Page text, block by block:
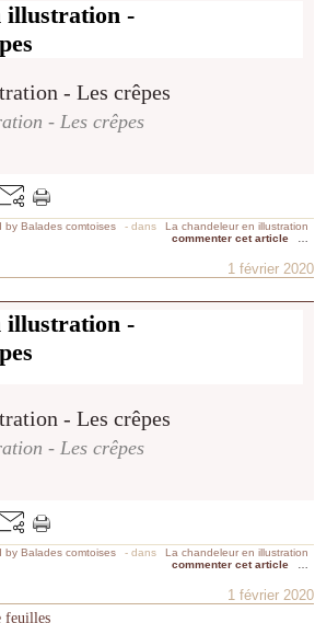
illustration -
- Les crêpes
by Balades comtoises - dans
La chandeleur en illustration
commenter cet article
1 février 2020
illustration -
- Les crêpes
by Balades comtoises - dans
La chandeleur en illustration
commenter cet article
1 février 2020
feuilles